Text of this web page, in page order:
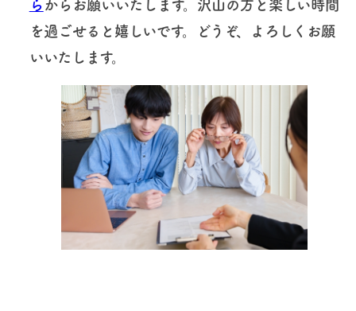
ら からお願いいたします。沢山の方と楽しい時間
を過ごせると嬉しいです。どうぞ、よろしくお願
いいたします。